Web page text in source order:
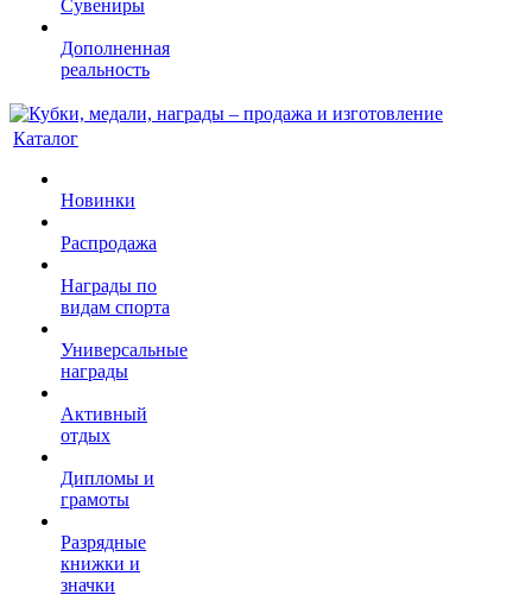
Сувениры
Дополненная
реальность
Каталог
Новинки
Распродажа
Награды по
видам спорта
Универсальные
награды
Активный
отдых
Дипломы и
грамоты
Разрядные
книжки и
значки